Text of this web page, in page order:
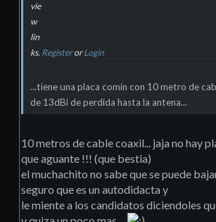
vie
w
lin
ks. RegisterorLogin
...tiene una placa comín con 10 metro de
de 13dBi de perdida hasta la antena...
10 metros de cable coaxil... jaja no hay
que aguante !!! (que bestia)
el muchachito no sabe que se puede
seguro que es un autodidacta y
le miente a los candidatos diciendoles